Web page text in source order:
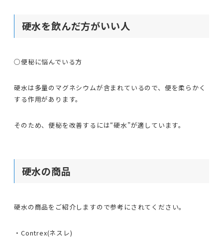
硬水を飲んだ方がいい人
○便秘に悩んでいる方
硬水は多量のマグネシウムが含まれているので、便を柔らかく
する作用があります。
そのため、便秘を改善するには“硬水”が適しています。
硬水の商品
硬水の商品をご紹介しますので参考にされてください。
・Contrex(ネスレ)